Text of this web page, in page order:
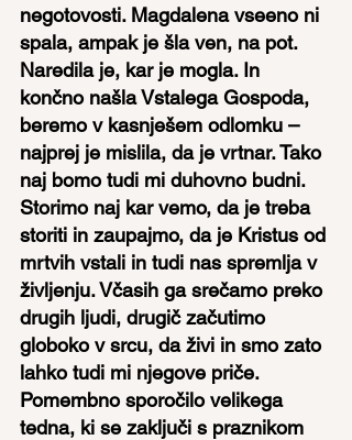
negotovosti. Magdalena vseeno ni
spala, ampak je šla ven, na pot.
Naredila je, kar je mogla. In
končno našla Vstalega Gospoda,
beremo v kasnješem odlomku –
najprej je mislila, da je vrtnar. Tako
naj bomo tudi mi duhovno budni.
Storimo naj kar vemo, da je treba
storiti in zaupajmo, da je Kristus od
mrtvih vstali in tudi nas spremlja v
življenju. Včasih ga srečamo preko
drugih ljudi, drugič začutimo
globoko v srcu, da živi in smo zato
lahko tudi mi njegove priče.
Pomembno sporočilo velikega
tedna, ki se zaključi s praznikom